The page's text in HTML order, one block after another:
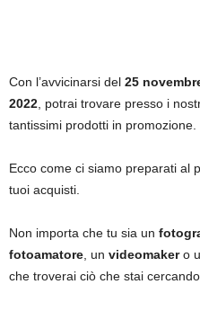
Con l’avvicinarsi del 25
2022 , potrai trovare presso i
tantissimi prodotti in promozione.
Ecco come ci siamo preparati al
tuoi acquisti.
Non importa che tu sia un
fotoamatore , un videomakero
che troverai ciò che stai cercando.